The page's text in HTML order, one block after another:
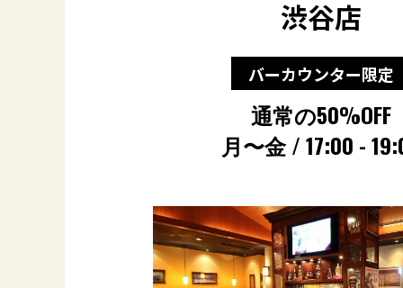
渋谷店
バーカウンター限定
通常の50%OFF
月〜金 / 17:00 -